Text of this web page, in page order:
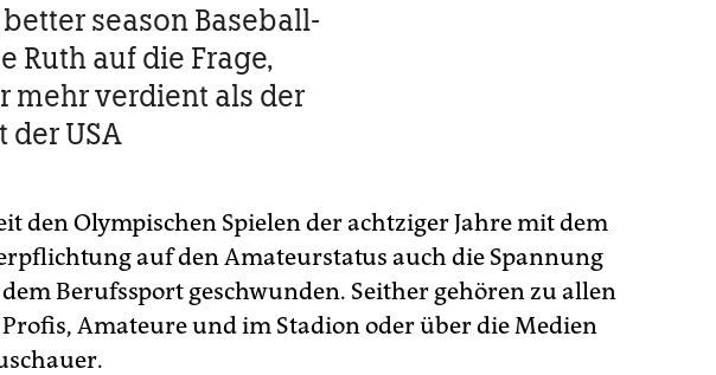
season Baseball-
Ruth auf die Frage,
mehr verdient als der
der USA
den Olympischen Spielen der achtziger Jahre mit dem
auf den Amateurstatus auch die Spannung
Berufssport geschwunden. Seither gehören zu allen
Amateure und im Stadion oder über die Medien